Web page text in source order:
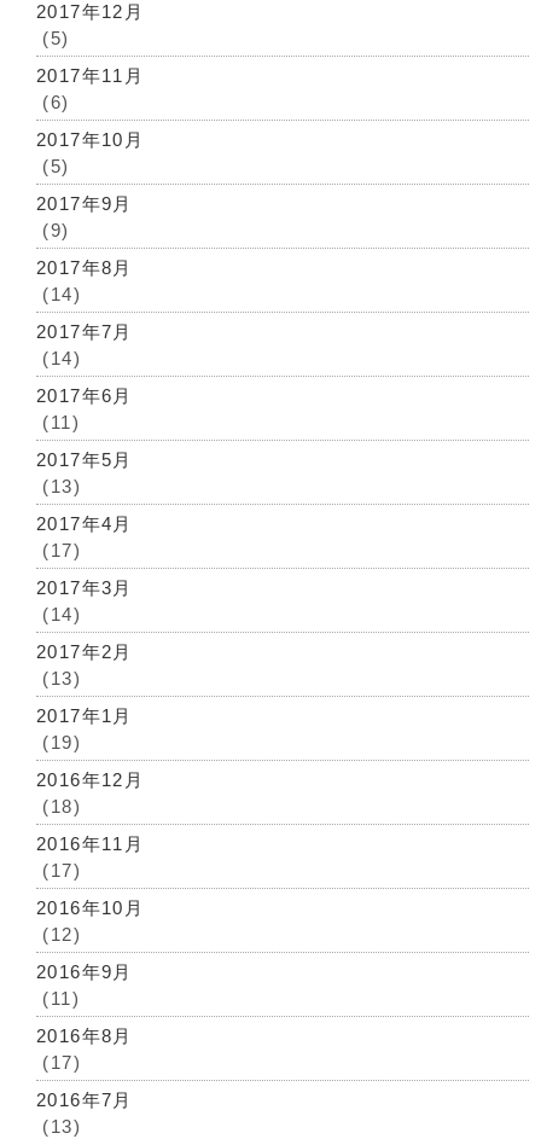
2017年12月
(5)
2017年11月
(6)
2017年10月
(5)
2017年9月
(9)
2017年8月
(14)
2017年7月
(14)
2017年6月
(11)
2017年5月
(13)
2017年4月
(17)
2017年3月
(14)
2017年2月
(13)
2017年1月
(19)
2016年12月
(18)
2016年11月
(17)
2016年10月
(12)
2016年9月
(11)
2016年8月
(17)
2016年7月
(13)